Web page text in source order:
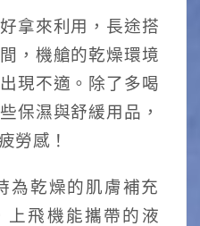
拿來利用，長途搭
，機艙的乾燥環境
現不適。除了多喝
保濕與舒緩用品，
勞感！
為乾燥的肌膚補充
上飛機能攜帶的液